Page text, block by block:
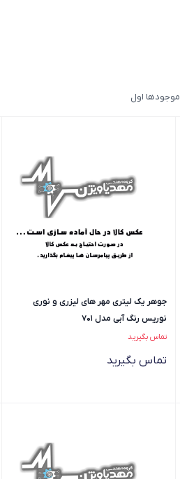
موجودها اول
جوهر یک لیتری مهر های لیزری و نوری
نوریس رنگ آبی مدل 701
تماس بگیرید
تماس بگیرید